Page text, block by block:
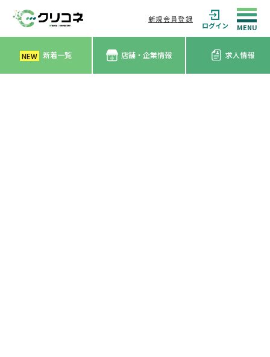
新規会員登録
ログイン
NEW 新着一覧 店舗・企業情報 求人情報